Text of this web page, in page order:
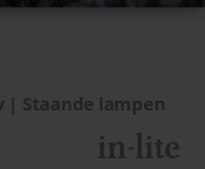
| Staande lampen